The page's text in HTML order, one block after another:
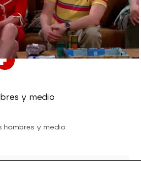
de 2015, 14:36
Flipboard
y medio
hombres y medio